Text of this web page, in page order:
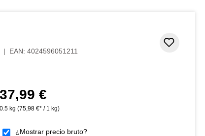
| EAN: 4024596051211
Precio normal:
37,99 €
0.5 kg (75,98 €* / 1 kg)
¿Mostrar precio bruto?